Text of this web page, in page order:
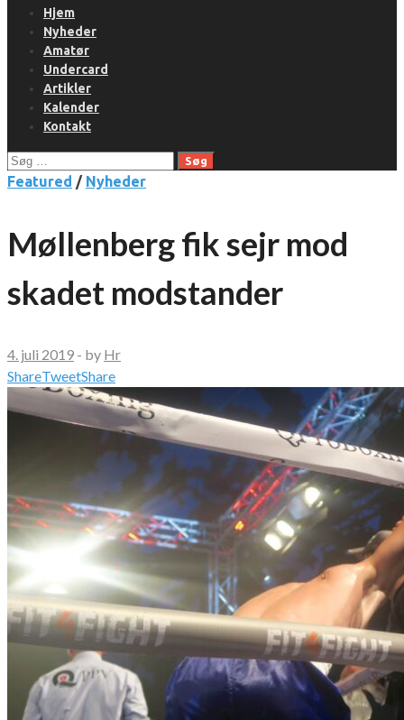
Hjem
Nyheder
Amatør
Undercard
Artikler
Kalender
Kontakt
Søg
efter:
Featured / Nyheder
Møllenberg fik sejr mod
skadet modstander
4. juli 2019 - by Hr
ShareTweetShare